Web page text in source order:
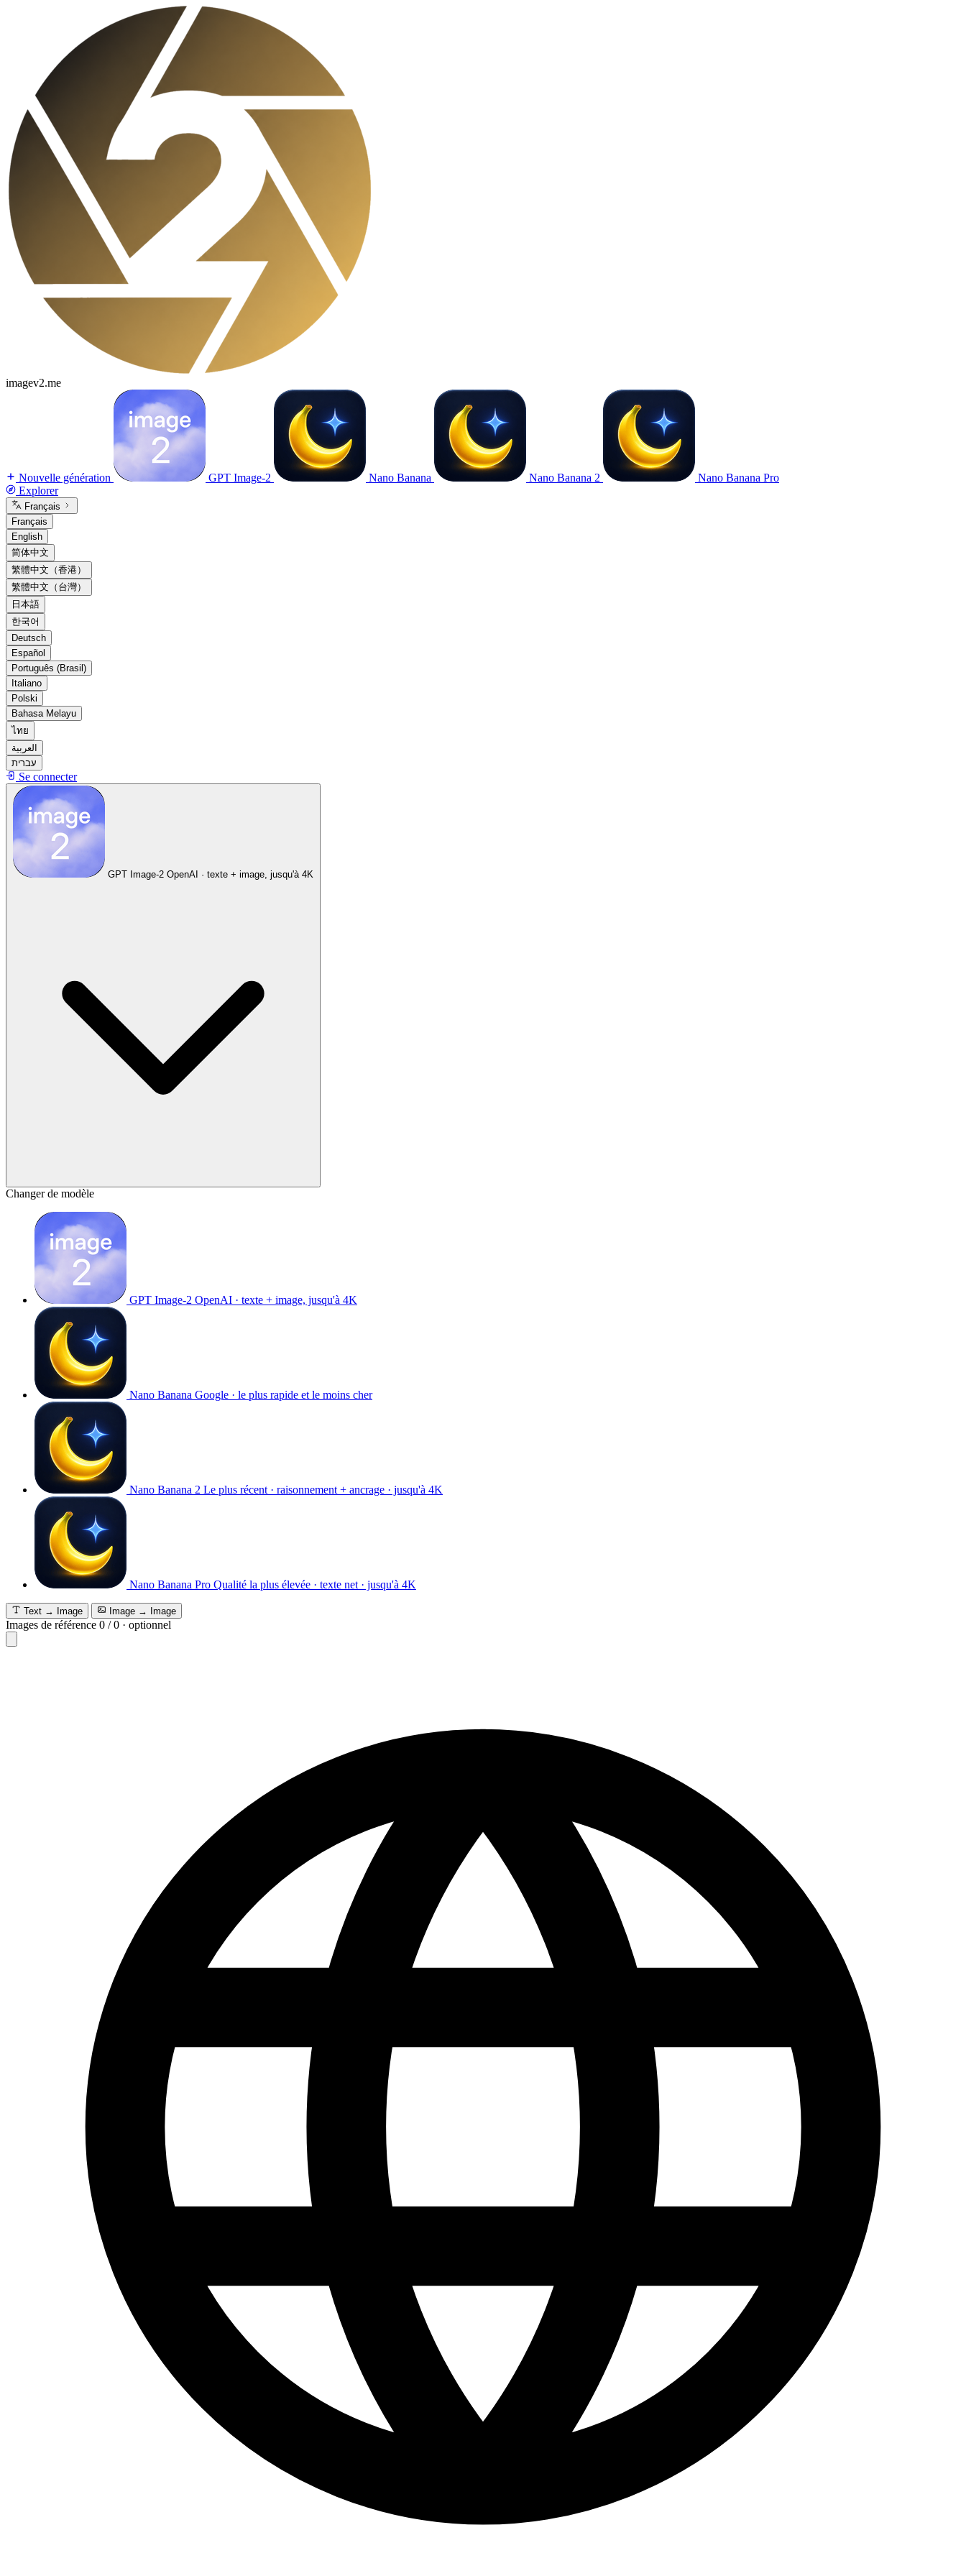
imagev2.me
Nouvelle génération GPT Image-2 Nano Banana Nano Banana 2
Nano Banana Pro
Explorer
Français
Français
English
简体中文
繁體中文（香港）
繁體中文（台灣）
日本語
한국어
Deutsch
Español
Português (Brasil)
Italiano
Polski
Bahasa Melayu
ไทย
العربية
עברית
Se connecter
GPT Image-2 OpenAI · texte + image, jusqu'à 4K
Changer de modèle
GPT Image-2 OpenAI · texte + image, jusqu'à 4K
Nano Banana Google · le plus rapide et le moins cher
Nano Banana 2 Le plus récent · raisonnement + ancrage · jusqu'à 4K
Nano Banana Pro Qualité la plus élevée · texte net · jusqu'à 4K
Text → Image Image → Image
Images de référence 0 /0 · optionnel